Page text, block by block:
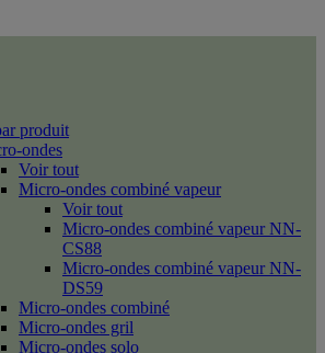
produit
ondes
Voir tout
Micro-ondes combiné vapeur
Voir tout
Micro-ondes combiné vapeur NN-
CS88
Micro-ondes combiné vapeur NN-
DS59
Micro-ondes combiné
Micro-ondes gril
Micro-ondes solo